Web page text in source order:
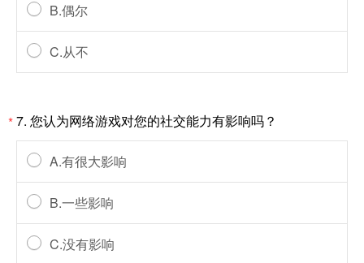
B.偶尔
C.从不
*7. 您认为网络游戏对您的社交能力有影响吗？
A.有很大影响
B.一些影响
C.没有影响